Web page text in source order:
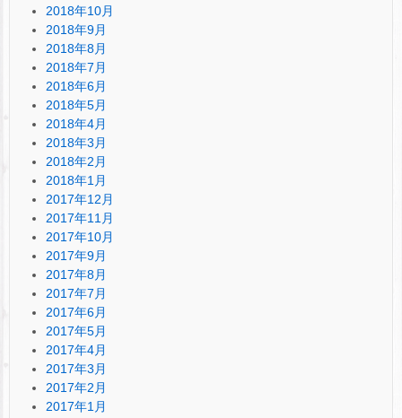
2018年10月
2018年9月
2018年8月
2018年7月
2018年6月
2018年5月
2018年4月
2018年3月
2018年2月
2018年1月
2017年12月
2017年11月
2017年10月
2017年9月
2017年8月
2017年7月
2017年6月
2017年5月
2017年4月
2017年3月
2017年2月
2017年1月